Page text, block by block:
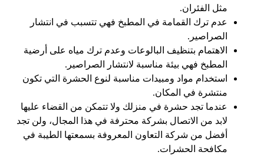
مثل الفئران.
عدم ترك القمامة في المطبخ فهي تتسبب في انتشار
الصراصير.
الاهتمام بتنظيف البالوعات وعدم ترك مياه على أرضية
المطبخ فهي بيئة مناسبة لانتشار الصراصير.
استخدام مواد ومبيدات مناسبة لنوع الحشرة التي تكون
منتشرة في المكان.
عندما تجد حشرة في منزلك ولا تتمكن من القضاء عليها
لابد من الاتصال بشركة محترفة في هذا المجال، ولن تجد
أفضل من شركة التعاون المعروفة بسمعتها الطيبة في
مكافحة الحشرات.